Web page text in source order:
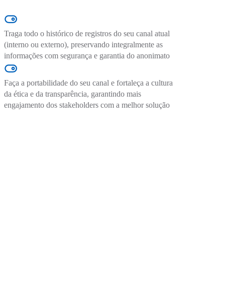
Traga todo o histórico de registros do seu canal atual
(interno ou externo), preservando integralmente as
informações com segurança e garantia do anonimato
Faça a portabilidade do seu canal e fortaleça a cultura
da ética e da transparência, garantindo mais
engajamento dos stakeholders com a melhor solução